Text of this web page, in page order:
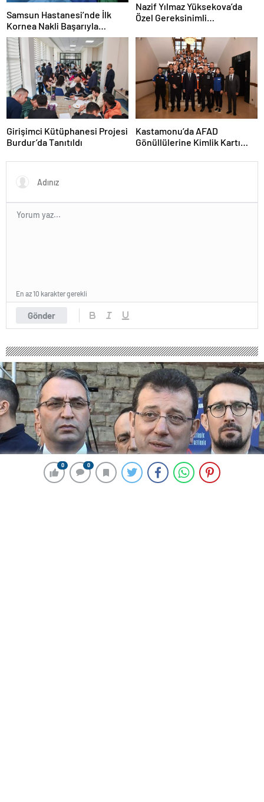
0 0
Samsun Hastanesi’nde İlk
Kornea Nakli Başarıyla
Gerçekleşti
Nazif Yılmaz Yüksekova’da
Özel Gereksinimli
Girişimci Kütüphanesi Projesi
Burdur’da Tanıtıldı
Kastamonu’da AFAD
Gönüllülerine Kimlik Kartı
Gönder
En az 10 karakter gerekli
0 0